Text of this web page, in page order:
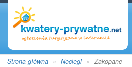
Strona główna Noclegi Zakopane